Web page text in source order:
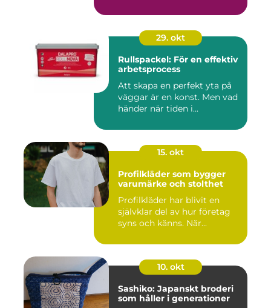
29. okt
Rullspackel: För en effektiv
arbetsprocess
Att skapa en perfekt yta på
väggar är en konst. Men vad
händer när tiden i...
15. okt
Profilkläder som bygger
varumärke och stolthet
Profilkläder har blivit en
självklar del av hur företag
syns och känns. När...
10. okt
Sashiko: Japanskt broderi
som håller i generationer